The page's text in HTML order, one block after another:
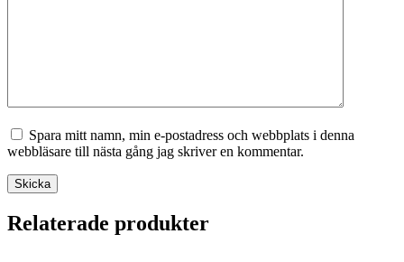
Spara mitt namn, min e-postadress och webbplats i denna
webbläsare till nästa gång jag skriver en kommentar.
Skicka
Relaterade produkter